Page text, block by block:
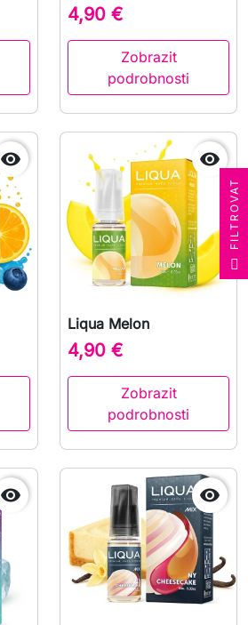
4,90 €
Zobrazit
podrobnosti
 
Liqua Melon
4,90 €
Zobrazit
podrobnosti
 
T